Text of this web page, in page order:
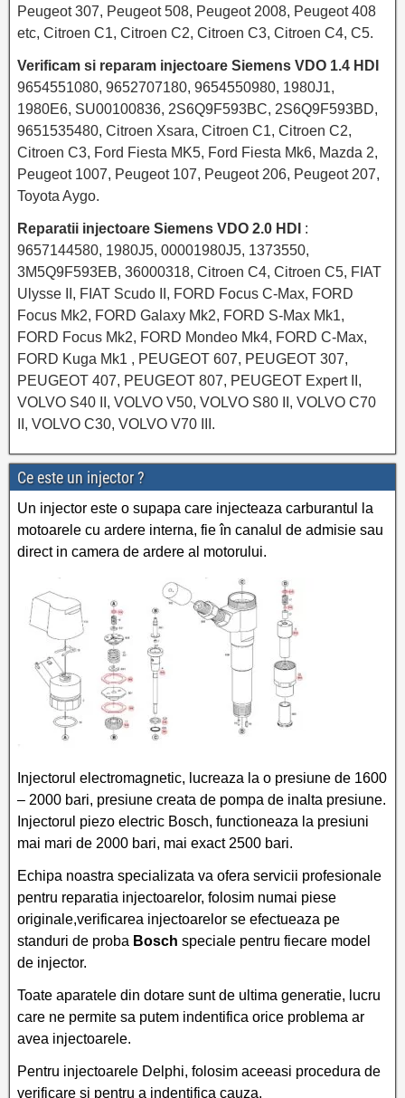
Peugeot 307, Peugeot 508, Peugeot 2008, Peugeot 408
etc, Citroen C1, Citroen C2, Citroen C3, Citroen C4, C5.
Verificam si reparam injectoare Siemens VDO 1.4 HDI
9654551080, 9652707180, 9654550980, 1980J1,
1980E6, SU00100836, 2S6Q9F593BC, 2S6Q9F593BD,
9651535480, Citroen Xsara, Citroen C1, Citroen C2,
Citroen C3, Ford Fiesta MK5, Ford Fiesta Mk6, Mazda 2,
Peugeot 1007, Peugeot 107, Peugeot 206, Peugeot 207,
Toyota Aygo.
Reparatii injectoare Siemens VDO 2.0 HDI :
9657144580, 1980J5, 00001980J5, 1373550,
3M5Q9F593EB, 36000318, Citroen C4, Citroen C5, FIAT
Ulysse II, FIAT Scudo II, FORD Focus C-Max, FORD
Focus Mk2, FORD Galaxy Mk2, FORD S-Max Mk1,
FORD Focus Mk2, FORD Mondeo Mk4, FORD C-Max,
FORD Kuga Mk1 , PEUGEOT 607, PEUGEOT 307,
PEUGEOT 407, PEUGEOT 807, PEUGEOT Expert II,
VOLVO S40 II, VOLVO V50, VOLVO S80 II, VOLVO C70
II, VOLVO C30, VOLVO V70 III.
Ce este un injector ?
Un injector este o supapa care injecteaza carburantul la
motoarele cu ardere interna, fie în canalul de admisie sau
direct in camera de ardere al motorului.
Injectorul electromagnetic, lucreaza la o presiune de 1600
– 2000 bari, presiune creata de pompa de inalta presiune.
Injectorul piezo electric Bosch, functioneaza la presiuni
mai mari de 2000 bari, mai exact 2500 bari.
Echipa noastra specializata va ofera servicii profesionale
pentru reparatia injectoarelor, folosim numai piese
originale,verificarea injectoarelor se efectueaza pe
standuri de proba Bosch speciale pentru fiecare model
de injector.
Toate aparatele din dotare sunt de ultima generatie, lucru
care ne permite sa putem indentifica orice problema ar
avea injectoarele.
Pentru injectoarele Delphi, folosim aceeasi procedura de
verificare si pentru a indentifica cauza.